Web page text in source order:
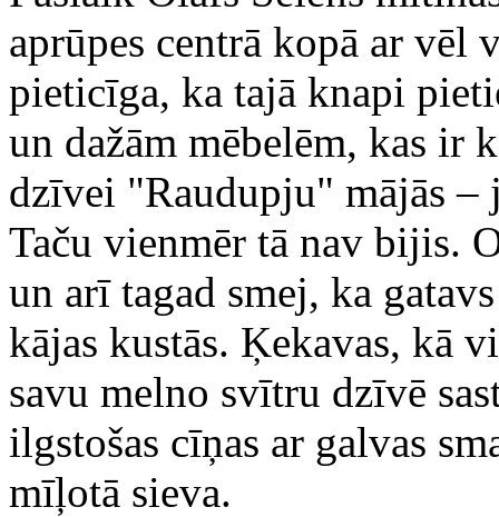
aprūpes centrā kopā ar
pieticīga, ka tajā knapi
un dažām mēbelēm, kas ir
dzīvei "Raudupju" mājās –
Taču vienmēr tā nav bijis.
un arī tagad smej, ka
kājas kustās. Ķekavas, kā
savu melno svītru dzīvē
ilgstošas cīņas ar galvas
mīļotā sieva.